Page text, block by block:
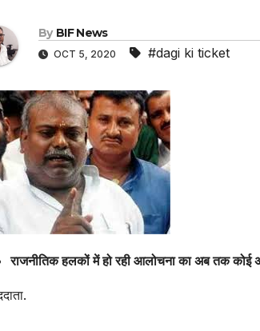
By BIF News
OCT 5, 2020 #dagi ki ticket
राजनीतिक हलकों में हो रही आलोचना का अब तक कोई